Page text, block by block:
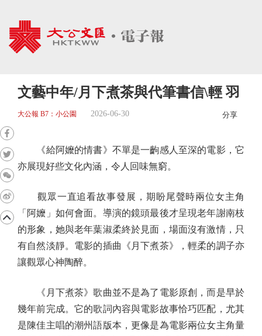
文藝中年/月下煮茶與代筆書信\輕 羽
大公報 B7：小公園 2026-06-30 分享
《給阿嬤的情書》不單是一齣感人至深的電影，它
亦展現好些文化內涵，令人回味無窮。
觀眾一直追看故事發展，期盼尾聲時兩位女主角
「阿嬤」如何會面。導演的鏡頭最後才呈現老年謝南枝
的形象，她與老年葉淑柔終於見面，場面沒有激情，只
有自然淡靜。電影的插曲《月下煮茶》，輕柔的調子亦
讓觀眾心神陶醉。
《月下煮茶》歌曲並不是為了電影原創，而是早於
幾年前完成。它的歌詞內容與電影故事恰巧匹配，尤其
是陳佳主唱的潮州語版本，更像是為電影兩位女主角量